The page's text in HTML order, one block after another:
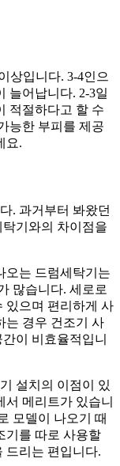
상입니다. 3-4인으
늘어납니다. 2-3일
적절하다고 할 수
능한 부피를 제공
요.
. 과거부터 봐왔던
기와의 차이점을
오는 드럼세탁기는
많습니다. 세로로
있으며 편리하게 사
는 경우 건조기 사
이 비효율적입니
설치의 이점이 있
메리트가 있습니
모델이 나오기 때
기를 따로 사용할
드리는 편입니다.